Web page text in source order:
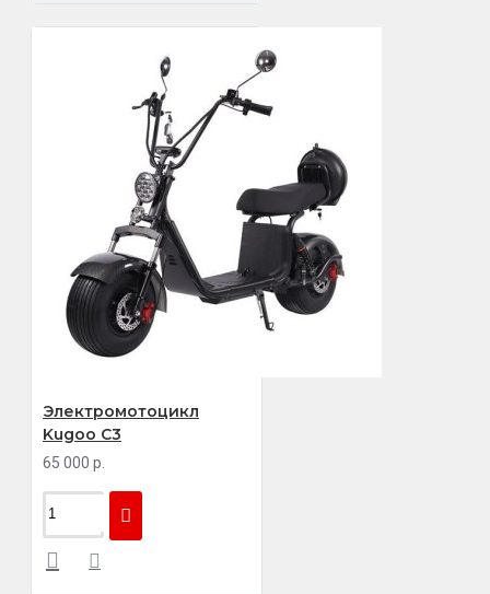
Электромотоцикл
Kugoo C3
65 000 р.